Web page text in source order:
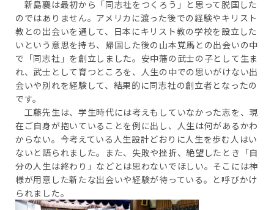
新島襄は最初から「同志社をつくろう」と思って脱国した
のではありません。アメリカに渡った後での経験やキリスト
教との出会いを通して、日本にキリスト教の学校を設立した
いという意思を持ち、帰国した後の山本覚馬との出会いの中
で「同志社」を創立しました。安中藩の武士の子として生ま
れ、武士として育つところを、人生の中での思いがけない出
会いや別れを経験して、結果的に同志社の創立者となったの
です。
工藤先生は、学生時代には考えもしていなかった志を、現
在ご自身が抱いていることを例に出し、人生は何があるかわ
からない。今考えている人生設計どおりに人生を歩む人はい
ないと語られました。また、失敗や挫折、絶望したとき「自
分の人生は終わり」などとは思わないでほしい。そこには神
様が用意した新たな出会いや経験が待っている。と呼びかけ
られました。